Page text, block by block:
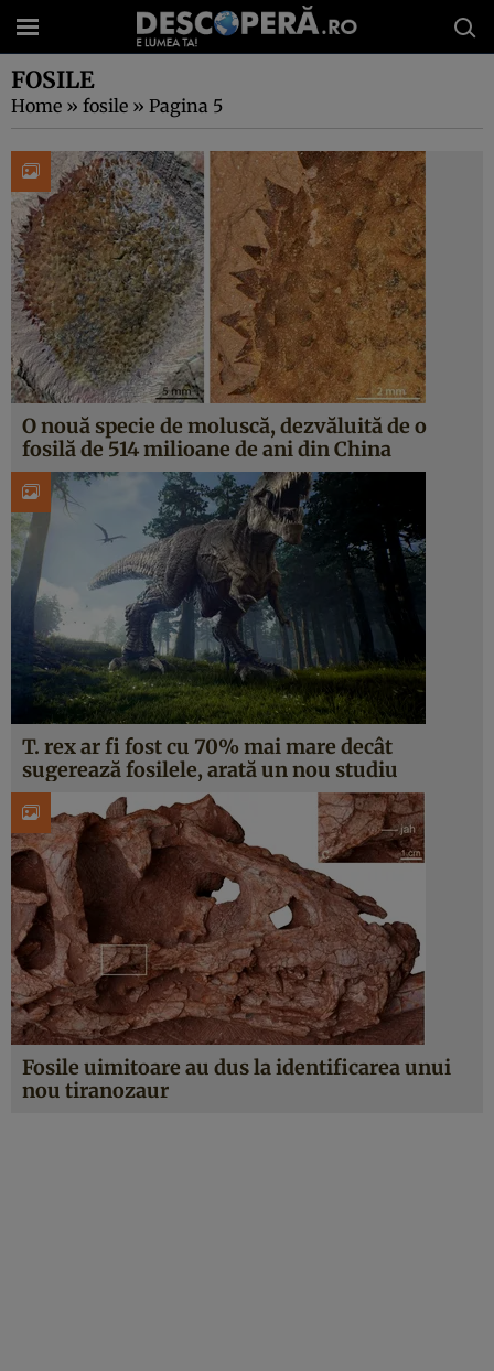
FOSILE
Home » fosile » Pagina 5
O nouă specie de moluscă, dezvăluită de o
fosilă de 514 milioane de ani din China
T. rex ar fi fost cu 70% mai mare decât
sugerează fosilele, arată un nou studiu
Fosile uimitoare au dus la identificarea unui
nou tiranozaur